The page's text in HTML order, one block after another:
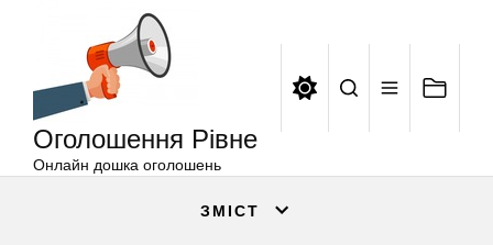
Оголошення Рівне
Онлайн дошка оголошень
ЗМІСТ